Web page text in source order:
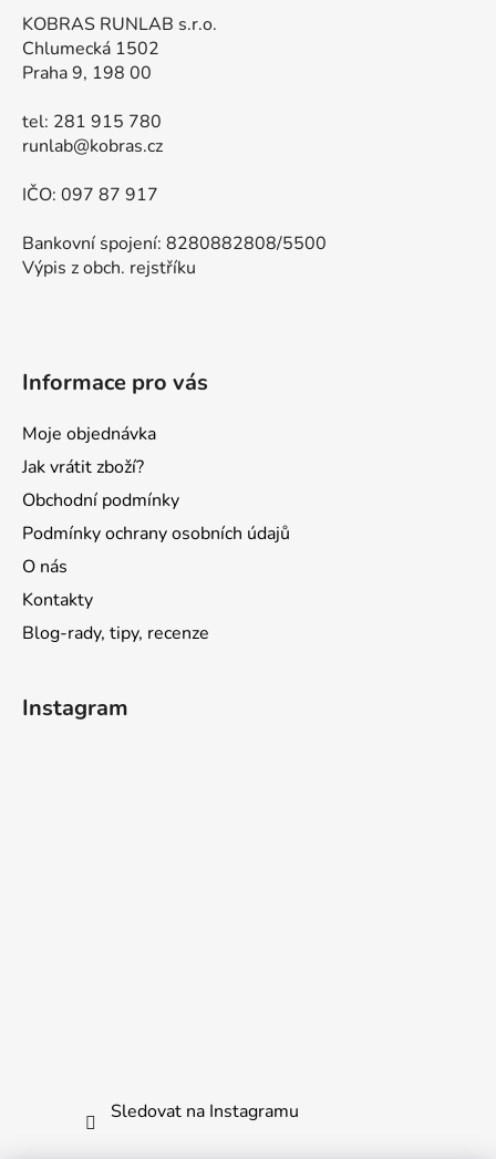
KOBRAS RUNLAB s.r.o.
Chlumecká 1502
Praha 9, 198 00
tel: 281 915 780
runlab@kobras.cz
IČO: 097 87 917
Bankovní spojení: 8280882808/5500
Výpis z obch. rejstříku
Informace pro vás
Moje objednávka
Jak vrátit zboží?
Obchodní podmínky
Podmínky ochrany osobních údajů
O nás
Kontakty
Blog-rady, tipy, recenze
Instagram
Sledovat na Instagramu